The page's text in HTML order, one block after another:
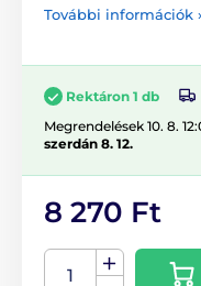
További információk ›
Rektáron 1 db
Megrendelések 10. 8.
szerdán 8. 12.
8 270 Ft